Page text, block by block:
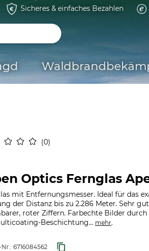
Sicheres & einfaches Bezahlen
0
Optics Fernglas
mit Entfernungsmesser. Ideal für das
der Distanz bis zu 2.286 Meter. Sehr
roter Ziffern. Farbechte Bilder durch
Beschichtung... mehr.
6716084562